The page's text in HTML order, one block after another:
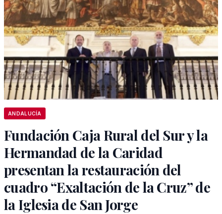
ANDALUCÍA
Fundación Caja Rural del Sur y la
Hermandad de la Caridad
presentan la restauración del
cuadro “Exaltación de la Cruz” de
la Iglesia de San Jorge